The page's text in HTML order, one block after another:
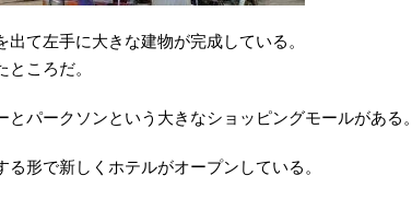
て左手に大きな建物が完成している。
ころだ。
パークソンという大きなショッピングモールがある。
形で新しくホテルがオープンしている。